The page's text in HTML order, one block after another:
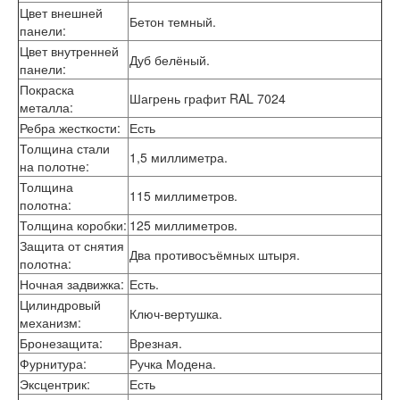
Лабиринт Шторм
Лабиринт Эволаб
Двери Про
Двери Интекрон
Интекрон Вектор
Интекрон Гектор
Интекрон Греция
Интекрон Италия
Интекрон Колизей
Интекрон Колизей Белый
Интекрон Неаполь
Интекрон Олимпия
Интекрон Премьера
Интекрон Профит
Интекрон Ронда
Интекрон Сицилия
Интекрон Спарта Белая
Интекрон Спарта Грей
Интекрон Термо
Интекрон Тетра
Интекрон Фараон
Цвет внешней
панели:
Бетон темный.
Цвет внутренней
панели:
Дуб белёный.
Покраска
металла:
Шагрень графит RAL 7024
Ребра жесткости: Есть
Толщина стали
на полотне:
1,5 миллиметра.
Толщина
полотна:
115 миллиметров.
Толщина коробки: 125 миллиметров.
Защита от снятия
полотна:
Два противосъёмных штыря.
Ночная задвижка: Есть.
Цилиндровый
механизм:
Ключ-вертушка.
Бронезащита:
Врезная.
Фурнитура:
Ручка Модена.
Эксцентрик:
Есть